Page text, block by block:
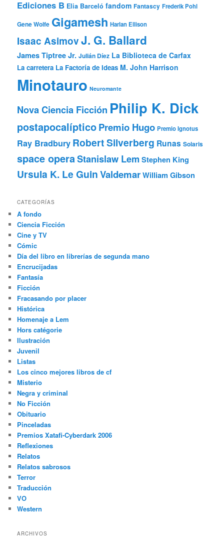
Ediciones B Elia Barceló fandom Fantascy Frederik Pohl
Gene Wolfe Gigamesh Harlan Ellison
Isaac AsimovJ. G. Ballard
James Tiptree Jr. Julián Díez La Biblioteca de Carfax
La carretera La Factoría de Ideas M. John Harrison
Minotauro Neuromante
Nova Ciencia Ficción Philip K. Dick
postapocalípticoPremio Hugo Premio Ignotus
Ray Bradbury Robert Silverberg Runas Solaris
space operaStanislaw Lem Stephen King
Ursula K. Le GuinValdemarWilliam Gibson
CATEGORÍAS
A fondo
Ciencia Ficción
Cine y TV
Cómic
Día del libro en librerías de segunda mano
Encrucijadas
Fantasía
Ficción
Fracasando por placer
Histórica
Homenaje a Lem
Hors catégorie
Ilustración
Juvenil
Listas
Los cinco mejores libros de cf
Misterio
Negra y criminal
No Ficción
Obituario
Pinceladas
Premios Xatafi-Cyberdark 2006
Reflexiones
Relatos
Relatos sabrosos
Terror
Traducción
VO
Western
ARCHIVOS